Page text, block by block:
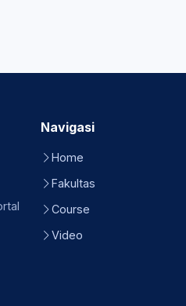
Navigasi
Home
Fakultas
Course
Video